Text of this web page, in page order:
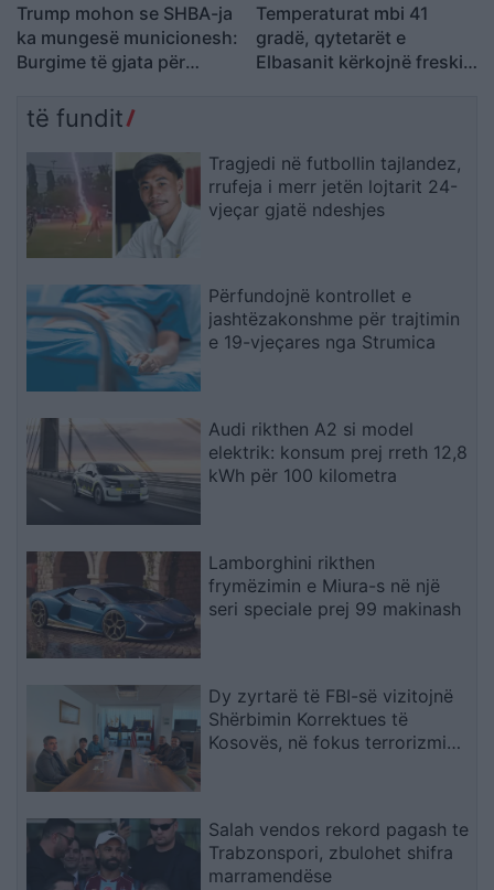
Trump mohon se SHBA-ja
ka mungesë municionesh:
Burgime të gjata për
tradhtare
Temperaturat mbi 41
gradë, qytetarët e
Elbasanit kërkojnë freski
të fundit
Tragjedi në futbollin tajlandez,
rrufeja i merr jetën lojtarit 24-
vjeçar gjatë ndeshjes
Përfundojnë kontrollet e
jashtëzakonshme për trajtimin
e 19-vjeçares nga Strumica
Audi rikthen A2 si model
elektrik: konsum prej rreth 12,8
kWh për 100 kilometra
Lamborghini rikthen
frymëzimin e Miura-s në një
seri speciale prej 99 makinash
Dy zyrtarë të FBI-së vizitojnë
Shërbimin Korrektues të
Kosovës, në fokus terrorizmi
Salah vendos rekord pagash te
Trabzonspori, zbulohet shifra
marramendëse